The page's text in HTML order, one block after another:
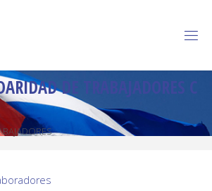
ARIDADD R A BAJADORES C